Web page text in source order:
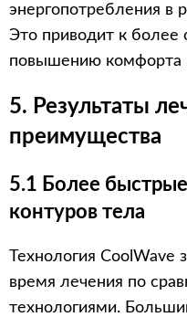
энергопотребления в
Это приводит к более
повышению комфорта
5. Результаты
преимущества
5.1 Более
контуров тела
Технология CoolWave
время лечения по
технологиями.